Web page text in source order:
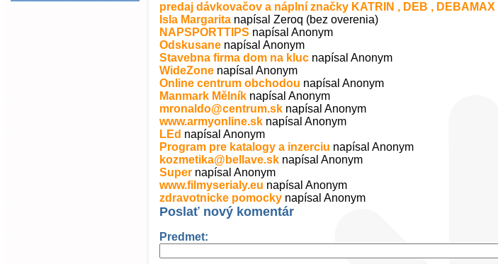
predaj dávkovačov a náplní značky KATRIN , DEB , DEBAMAX
Isla Margarita napísal Zeroq (bez overenia)
NAPSPORTTIPS napísal Anonym
Odskusane napísal Anonym
Stavebna firma dom na kluc napísal Anonym
WideZone napísal Anonym
Online centrum obchodou napísal Anonym
Manmark Mělník napísal Anonym
mronaldo@centrum.sk napísal Anonym
www.armyonline.sk napísal Anonym
LEd napísal Anonym
Program pre katalogy a inzerciu napísal Anonym
kozmetika@bellave.sk napísal Anonym
Super napísal Anonym
www.filmyserialy.eu napísal Anonym
zdravotnicke pomocky napísal Anonym
Poslať nový komentár
Predmet: